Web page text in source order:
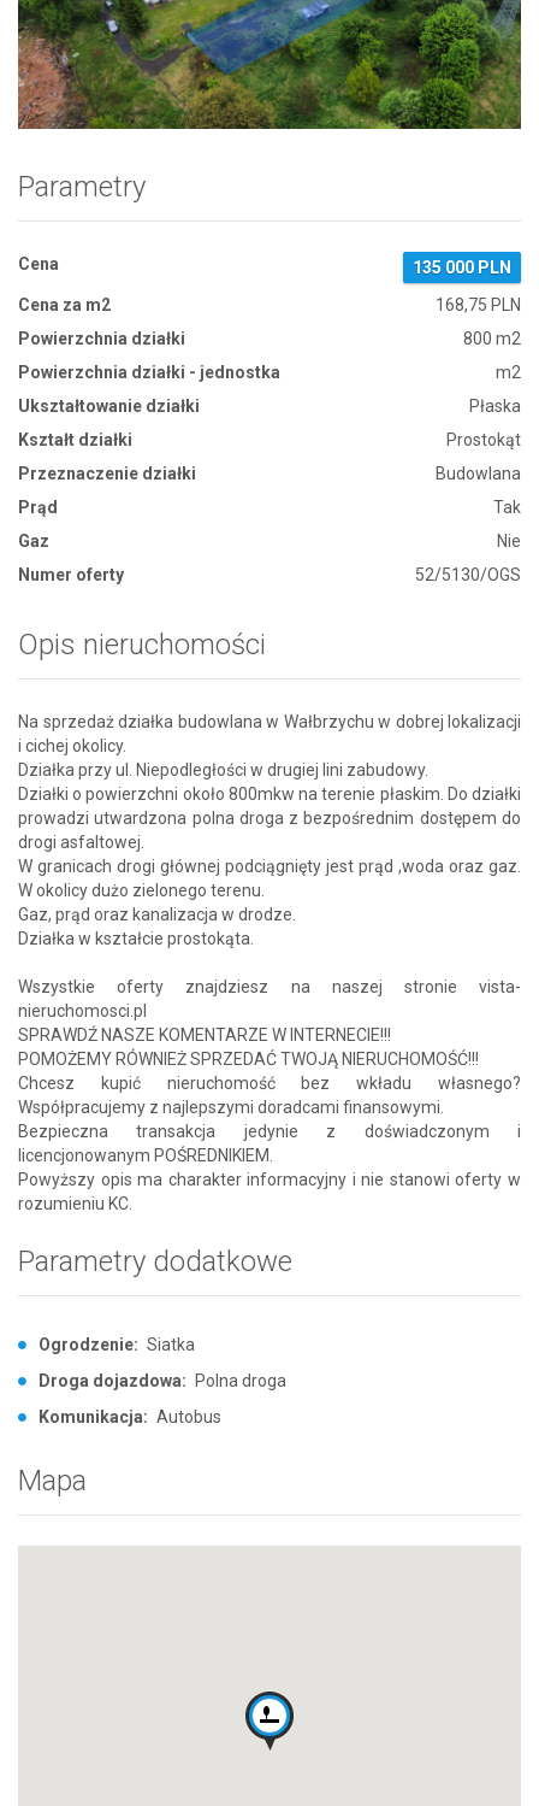
Zdjęcie 1
Parametry
Cena
135 000 PLN
Cena za m2
168,75 PLN
Powierzchnia działki
800 m2
Powierzchnia działki - jednostka
m2
Ukształtowanie działki
Płaska
Kształt działki
Prostokąt
Przeznaczenie działki
Budowlana
Prąd
Tak
Gaz
Nie
Numer oferty
52/5130/OGS
Opis nieruchomości
Na sprzedaż działka budowlana w Wałbrzychu w dobrej lokalizacji
i cichej okolicy.
Działka przy ul. Niepodległości w drugiej lini zabudowy.
Działki o powierzchni około 800mkw na terenie płaskim. Do działki
prowadzi utwardzona polna droga z bezpośrednim dostępem do
drogi asfaltowej.
W granicach drogi głównej podciągnięty jest prąd ,woda oraz gaz.
W okolicy dużo zielonego terenu.
Gaz, prąd oraz kanalizacja w drodze.
Działka w kształcie prostokąta.
Wszystkie oferty znajdziesz na naszej stronie vista-
nieruchomosci.pl
SPRAWDŹ NASZE KOMENTARZE W INTERNECIE!!!
POMOŻEMY RÓWNIEŻ SPRZEDAĆ TWOJĄ NIERUCHOMOŚĆ!!!
Chcesz kupić nieruchomość bez wkładu własnego?
Współpracujemy z najlepszymi doradcami finansowymi.
Bezpieczna transakcja jedynie z doświadczonym i
licencjonowanym POŚREDNIKIEM.
Powyższy opis ma charakter informacyjny i nie stanowi oferty w
rozumieniu KC.
Parametry dodatkowe
Ogrodzenie: Siatka
Droga dojazdowa: Polna droga
Komunikacja: Autobus
Mapa